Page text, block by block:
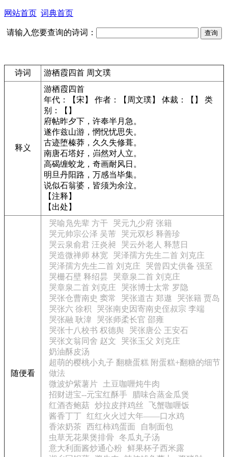
网站首页 词典首页
请输入您要查询的诗词：
诗词 游栖霞四首 周文璞
释义
游栖霞四首
年代：【宋】 作者：【周文璞】 体裁：【】 类
别：【】
府帖昨夕下，许奉半月急。
遂作兹山游，惘怳忧思失。
古迹堕榛莽，久久失修葺。
南唐石塔好，岿然对人立。
高碣缠蛟龙，奇画耐风日。
明旦丹阳路，万感当毕集。
说似石翁婆，皆须为余泣。
【注释】
【出处】
随便看
哭喻凫先辈 方干
哭元九少府 张籍
哭元帅宗公泽 吴芾
哭元双杉 释善珍
哭云泉俞君 汪炎昶
哭云外老人 释慧日
哭造微禅师 林宽
哭泽孺方先生二首 刘克庄
哭泽孺方先生二首 刘克庄
哭曾四丈供备 强至
哭栅石壁 释绍昙
哭章泉二首 刘克庄
哭章泉二首 刘克庄
哭张博士太常 罗隐
哭张仓曹南史 窦常
哭张道古 郑遨
哭张籍 贾岛
哭张六 徐积
哭张南史因寄南史侄叔宗 李端
哭张融 耿湋
哭张师柔长官 邵雍
哭张十八校书 权德舆
哭张唐公 王安石
哭张文翁同舍 赵文
哭张玉父 刘克庄
奶油酥皮汤
超萌的樱桃小丸子 翻糖蛋糕 附蛋糕+翻糖的细节
做法
微波炉紫薯片
土豆咖喱炖牛肉
招财进宝--元宝红酥手
腊味合蒸金瓜煲
红酒杏鲍菇
炒拉皮拌鸡丝
飞蟹咖喱饭
酱香丁丁 红红火火过大年——口水鸡
香浓奶茶
西红柿鸡蛋面
自制面包
虫草无花果煲排骨
冬瓜丸子汤
意大利面酱炒通心粉
鲜果杯子西米露